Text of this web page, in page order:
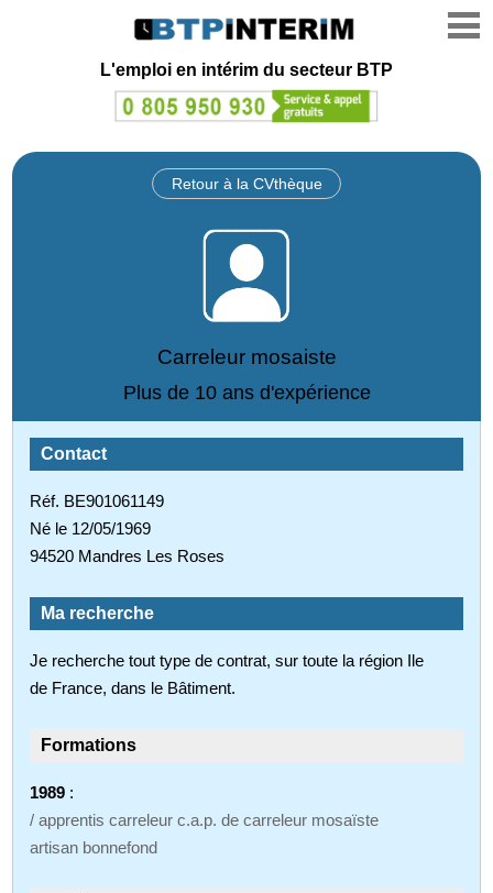
L'emploi en intérim du secteur BTP
Retour à la CVthèque
Carreleur mosaiste
Plus de 10 ans d'expérience
Contact
Réf. BE901061149
Né le 12/05/1969
94520 Mandres Les Roses
Ma recherche
Je recherche tout type de contrat, sur toute la région Ile
de France, dans le Bâtiment.
Formations
1989 :
/ apprentis carreleur c.a.p. de carreleur mosaïste
artisan bonnefond